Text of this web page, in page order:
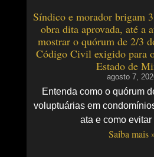
Síndico e morador brigam
obra dita aprovada, até a
mostrar o quórum de 2/3
Código Civil exigido para
Estado de
agosto 7,
Entenda como o quórum
voluptuárias em
ata e como
Saiba mais